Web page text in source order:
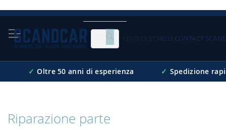
Skip
Content
Cerca
+31(0)13 5134033 CONTACT
✓ Oltre 50 anni di esperienza ✓ Spedizione
Riparazione parte